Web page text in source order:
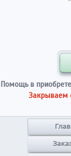
Помощь в
Закрываем